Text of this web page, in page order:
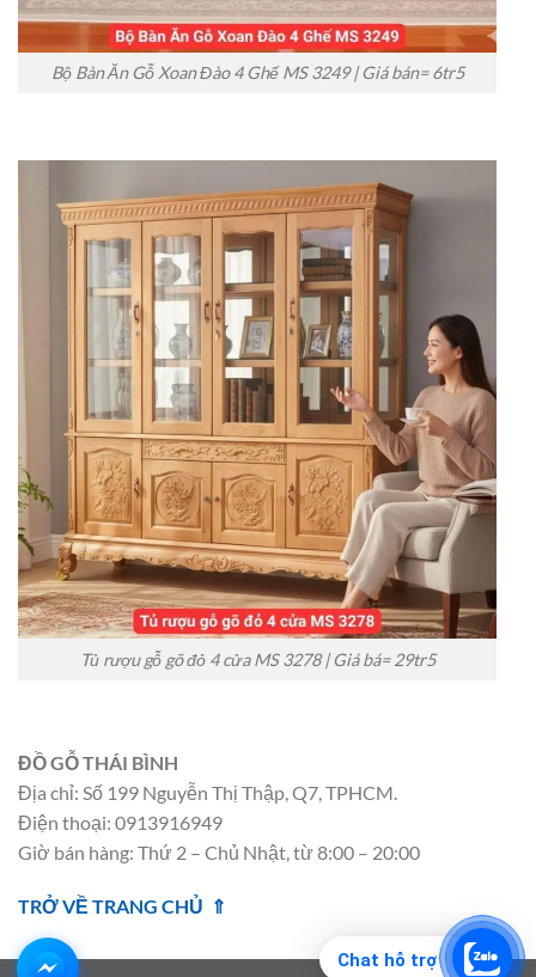
Chat hỗ trợ
Bộ Bàn Ăn Gỗ Xoan Đào 4 Ghế MS 3249 | Giá bán= 6tr5
Tủ rượu gỗ gõ đỏ 4 cửa MS 3278 | Giá bá= 29tr5
ĐỒ GỖ THÁI BÌNH
Địa chỉ: Số 199 Nguyễn Thị Thập, Q7, TPHCM.
Điện thoại: 0913916949
Giờ bán hàng: Thứ 2 – Chủ Nhật, từ 8:00 – 20:00
TRỞ VỀ TRANG CHỦ ⇑